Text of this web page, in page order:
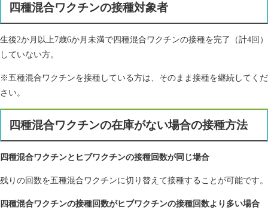
四種混合ワクチンの接種対象者
生後2か月以上7歳6か月未満で四種混合ワクチンの接種を完了（計4回）
していない方。
※五種混合ワクチンを接種している方は、そのまま接種を継続してくだ
さい。
四種混合ワクチンの在庫がない場合の接種方法
四種混合ワクチンとヒブワクチンの接種回数が同じ場合
残りの回数を五種混合ワクチンに切り替えて接種することが可能です。
四種混合ワクチンの接種回数がヒブワクチンの接種回数より多い場合